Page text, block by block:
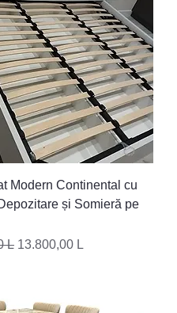
Modern Continental cu
și Somieră pe
L Preț redus
13.800,00 L